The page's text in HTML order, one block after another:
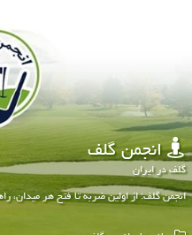
انجمن گلف
گلف در ایران
انجمن گلف: از اولین ضربه تا فتح هر میدان،